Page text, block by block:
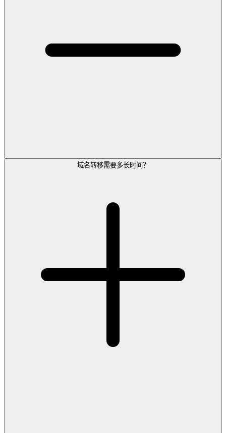
域名转移需要多长时间？